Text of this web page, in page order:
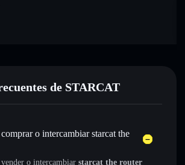
de STARCAT
o intercambiar starcat the
o intercambiar starcat the router